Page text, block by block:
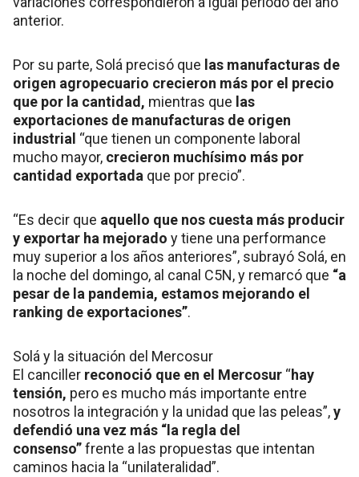
anterior.
Por su parte, Solá precisó que las manufacturas de
origen agropecuario crecieron más por el precio
que por la cantidad, mientras que las
exportaciones de manufacturas de origen
industrial “que tienen un componente laboral
mucho mayor, crecieron muchísimo más por
cantidad exportada que por precio”.
“Es decir que aquello que nos cuesta más producir
y exportar ha mejorado y tiene una performance
muy superior a los años anteriores”, subrayó Solá, en
la noche del domingo, al canal C5N, y remarcó que “a
pesar de la pandemia, estamos mejorando el
ranking de exportaciones”.
Solá y la situación del Mercosur
El canciller reconoció que en el Mercosur “hay
tensión, pero es mucho más importante entre
nosotros la integración y la unidad que las peleas”,y
defendió una vez más “la regla del
consenso”frente a las propuestas que intentan
caminos hacia la “unilateralidad”.